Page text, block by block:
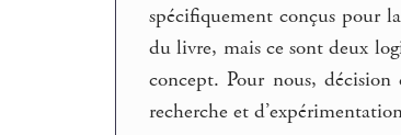
spécifiquement conçus pour
du livre, mais ce sont deux
concept. Pour nous,
recherche et